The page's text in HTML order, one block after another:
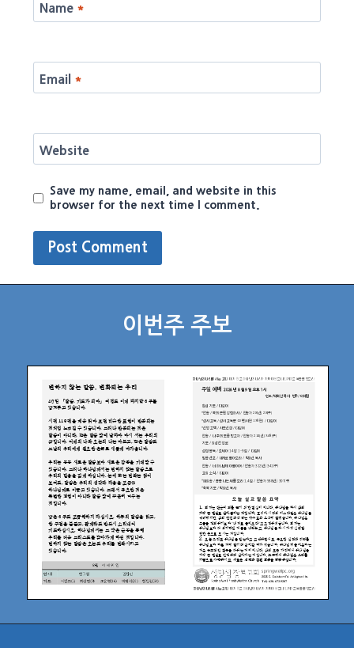
Name *
Email *
Website
Save my name, email, and website in this
browser for the next time I comment.
이번주 주보